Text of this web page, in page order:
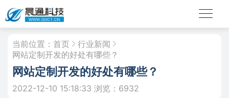
当前位置： 首页
行业新闻
网站定制开发的好处有哪些？
网站定制开发的好处有哪些？
2022-12-10 15:18:33 浏览：6932